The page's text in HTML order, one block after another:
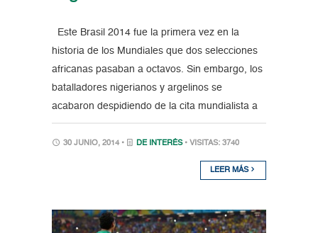
Este Brasil 2014 fue la primera vez en la
historia de los Mundiales que dos selecciones
africanas pasaban a octavos. Sin embargo, los
batalladores nigerianos y argelinos se
acabaron despidiendo de la cita mundialista a
30 JUNIO, 2014 • DE INTERÉS • VISITAS: 3740
LEER MÁS